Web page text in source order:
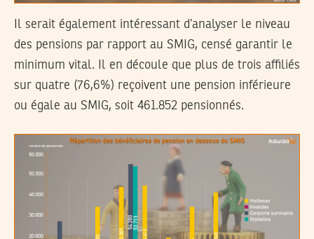
Il serait également intéressant d’analyser le niveau
des pensions par rapport au SMIG, censé garantir le
minimum vital. Il en découle que plus de trois affiliés
sur quatre (76,6%) reçoivent une pension inférieure
ou égale au SMIG, soit 461.852 pensionnés.